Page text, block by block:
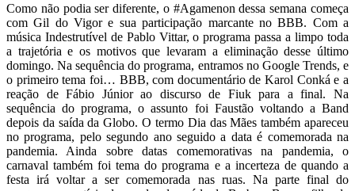
Como não podia ser diferente, o #Agamenon dessa semana começa
com Gil do Vigor e sua participação marcante no BBB. Com a
música Indestrutível de Pablo Vittar, o programa passa a limpo toda
a trajetória e os motivos que levaram a eliminação desse último
domingo. Na sequência do programa, entramos no Google Trends, e
o primeiro tema foi… BBB, com documentário de Karol Conká e a
reação de Fábio Júnior ao discurso de Fiuk para a final. Na
sequência do programa, o assunto foi Faustão voltando a Band
depois da saída da Globo. O termo Dia das Mães também apareceu
no programa, pelo segundo ano seguido a data é comemorada na
pandemia. Ainda sobre datas comemorativas na pandemia, o
carnaval também foi tema do programa e a incerteza de quando a
festa irá voltar a ser comemorada nas ruas. Na parte final do